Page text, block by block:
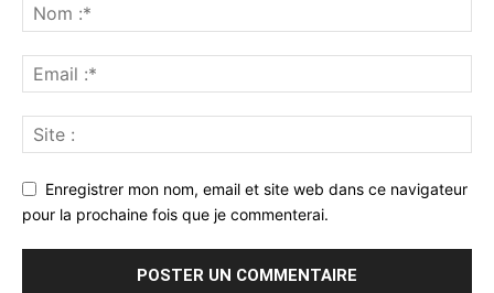
Enregistrer mon nom, email et site web dans ce navigateur
pour la prochaine fois que je commenterai.